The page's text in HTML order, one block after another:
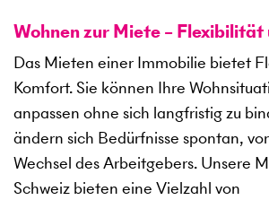
Wohnen zur Miete –
Das Mieten einer Immobilie bietet
Komfort. Sie können Ihre
anpassen ohne sich langfristig zu
ändern sich Bedürfnisse spontan,
Wechsel des Arbeitgebers. Unsere
Schweiz bieten eine Vielzahl von